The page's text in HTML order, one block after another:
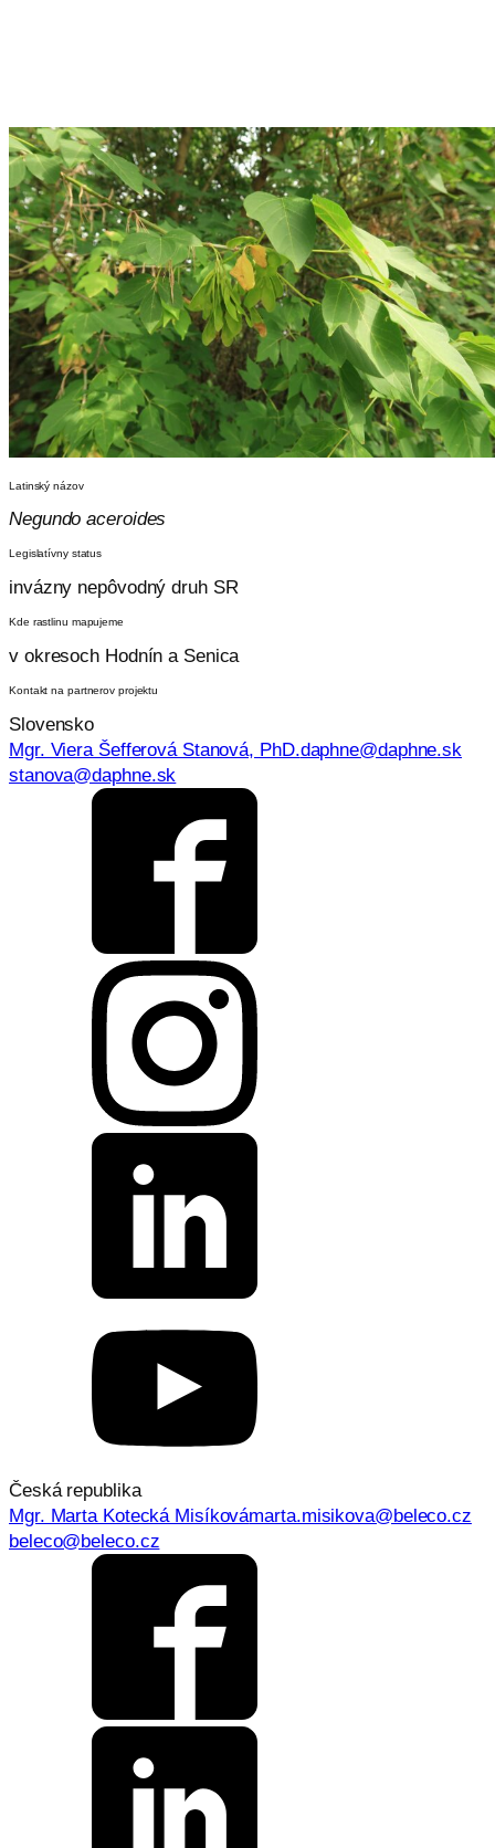
Latinský názov
Negundo aceroides
Legislatívny status
invázny nepôvodný druh SR
Kde rastlinu mapujeme
v okresoch Hodnín a Senica
Kontakt na partnerov projektu
Slovensko
Mgr. Viera Šefferová Stanová, PhD.daphne@daphne.sk
stanova@daphne.sk
Česká republika
Mgr. Marta Kotecká Misíkovámarta.misikova@beleco.cz
beleco@beleco.cz